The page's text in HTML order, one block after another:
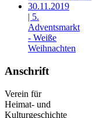
30.11.2019
| 5.
Adventsmarkt
- Weiße
Weihnachten
Anschrift
Verein für
Heimat- und
Kulturgeschichte